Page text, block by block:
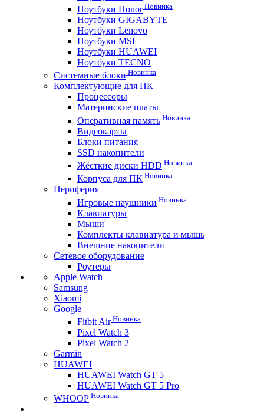
Ноутбуки HonorНовинка
Ноутбуки GIGABYTE
Ноутбуки Lenovo
Ноутбуки MSI
Ноутбуки HUAWEI
Ноутбуки TECNO
Системные блоки Новинка
Комплектующие для ПК
Процессоры
Материнские платы
Оперативная память Новинка
Видеокарты
Блоки питания
SSD накопители
Жёсткие диски HDD Новинка
Корпуса для ПК Новинка
Периферия
Игровые наушники Новинка
Клавиатуры
Мыши
Комплекты клавиатура и мышь
Внешние накопители
Сетевое оборудование
Роутеры
Apple Watch
Samsung
Xiaomi
Google
Fitbit AirНовинка
Pixel Watch 3
Pixel Watch 2
Garmin
HUAWEI
HUAWEI Watch GT 5
HUAWEI Watch GT 5 Pro
WHOOP Новинка